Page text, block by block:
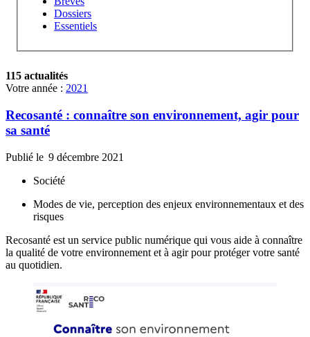
Dossiers
Essentiels
115 actualités
Votre année : 2021
Recosanté : connaître son environnement, agir pour
sa santé
Publié le 9 décembre 2021
Société
Modes de vie, perception des enjeux environnementaux et des
risques
Recosanté est un service public numérique qui vous aide à connaître
la qualité de votre environnement et à agir pour protéger votre santé
au quotidien.